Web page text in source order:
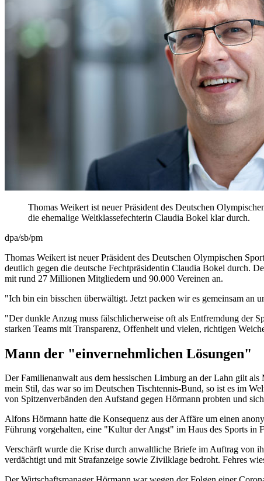
Thomas Weikert ist neuer Präsident des Deutschen
die ehemalige Weltklassefechterin Claudia Bokel klar durch.
dpa/sb/pm
Thomas Weikert ist neuer Präsident des Deutschen Olympischen
deutlich gegen die deutsche Fechtpräsidentin Claudia Bokel durch.
mit rund 27 Millionen Mitgliedern und 90.000 Vereinen an.
"Ich bin ein bisschen überwältigt. Jetzt packen wir es gemeinsam an
"Der dunkle Anzug muss fälschlicherweise oft als Entfremdung der
starken Teams mit Transparenz, Offenheit und vielen, richtigen
Mann der "einvernehmlichen Lösungen"
Der Familienanwalt aus dem hessischen Limburg an der Lahn gilt
mein Stil, das war so im Deutschen Tischtennis-Bund, so ist es im
von Spitzenverbänden den Aufstand gegen Hörmann probten und
Alfons Hörmann hatte die Konsequenz aus der Affäre um einen
Führung vorgehalten, eine "Kultur der Angst" im Haus des Sports in
Verschärft wurde die Krise durch anwaltliche Briefe im Auftrag von
verdächtigt und mit Strafanzeige sowie Zivilklage bedroht. Fehres